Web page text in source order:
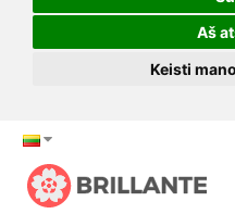
Aš
Keisti